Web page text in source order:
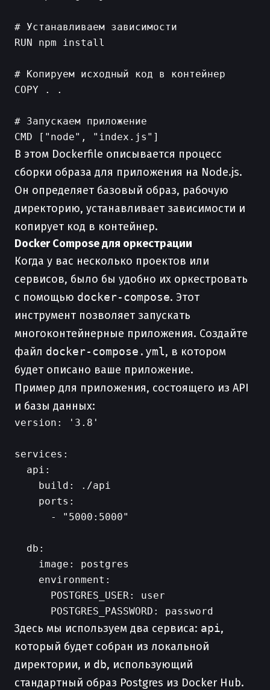
# Устанавливаем зависимости
RUN npm install
# Копируем исходный код в контейнер
COPY . .
# Запускаем приложение
В этом Dockerfile описывается процесс
сборки образа для приложения на Node.js.
Он определяет базовый образ, рабочую
директорию, устанавливает зависимости и
копирует код в контейнер.
Docker Compose для оркестрации
Когда у вас несколько проектов или
сервисов, было бы удобно их оркестровать
с помощью docker-compose. Этот
инструмент позволяет запускать
многоконтейнерные приложения. Создайте
файл docker-compose.yml, в котором
будет описано ваше приложение.
Пример для приложения, состоящего из API
и базы данных:
version: '3.8'
services:
  api:
    build: ./api
    ports:
      - "5000:5000"
  db:
    image: postgres
    environment:
      POSTGRES_USER: user
Здесь мы используем два сервиса: api,
который будет собран из локальной
директории, и db, использующий
стандартный образ Postgres из Docker Hub.